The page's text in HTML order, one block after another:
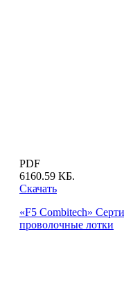
PDF
6160.59 КБ.
Скачать
«F5 Combitech»
проволочные лотки